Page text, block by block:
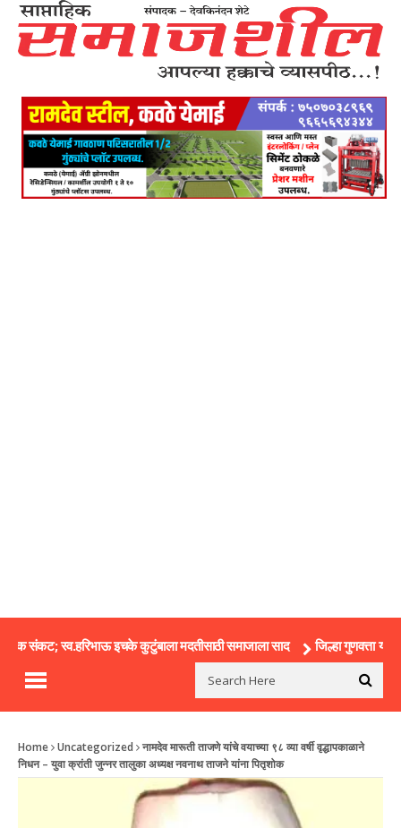
संकट; स्व.हरिभाऊ इचके कुटुंबाला मदतीसाठी समाजाला साद जिल्हा गुणवत्ता
Home Uncategorized
नामदेव मारूती ताजणे यांचे वयाच्या ९८ व्या वर्षी वृद्धापकाळाने
निधन – युवा क्रांती जुन्नर तालुका अध्यक्ष नवनाथ ताजने यांना पितृशोक